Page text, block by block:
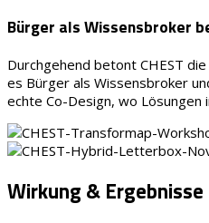
Bürger als Wissensbroker
Durchgehend betont CHEST
es Bürger als Wissensbroker
echte Co-Design, wo Lösungen
Wirkung & Ergebnisse